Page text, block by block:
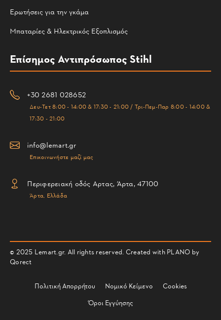
Ερωτήσεις για την γκάμα
Μπαταρίες & Ηλεκτρικός Εξοπλισμός
Επίσημος Αντιπρόσωπος Stihl
+30 2681 028652
Δευ-Τετ 8:00 - 14:00 & 17:30 - 21:00 / Τρι-Πεμ-Παρ 8:00 - 14:00 &
17:30 - 21:00
info@lemart.gr
Επικοινωνήστε μαζί μας
Περιφερειακή οδός Αρτας, Άρτα, 47100
Άρτα, Ελλάδα
© 2025 Lemart.gr. All rights reserved. Created with PLANO by
Qorect
Πολιτική Απορρήτου Νομικό Κείμενο
Cookies
Όροι Εγγύησης